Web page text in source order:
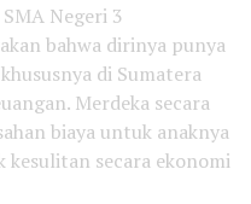
Negeri 3
bahwa dirinya punya
di Sumatera
Merdeka secara
biaya untuk anaknya
kesulitan secara ekonomi